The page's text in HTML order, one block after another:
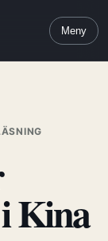
Meny
Kina